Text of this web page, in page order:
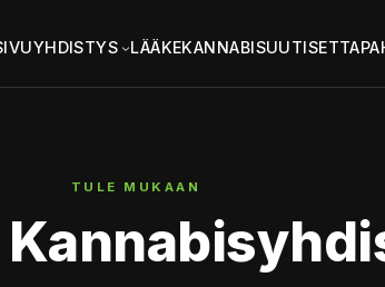
YHDISTYS LÄÄKEKANNABISUUTISET
TULE MUKAAN